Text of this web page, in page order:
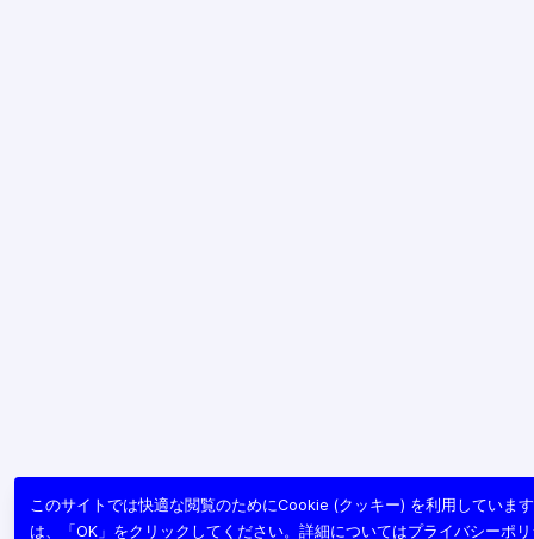
このサイトでは快適な閲覧のためにCookie (クッキー) を利用していま
は、「OK」をクリックしてください。詳細についてはプライバシーポ